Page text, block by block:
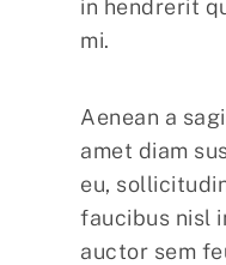
in hendrerit
mi.
Aenean a
amet diam
eu,
faucibus nisl
auctor sem